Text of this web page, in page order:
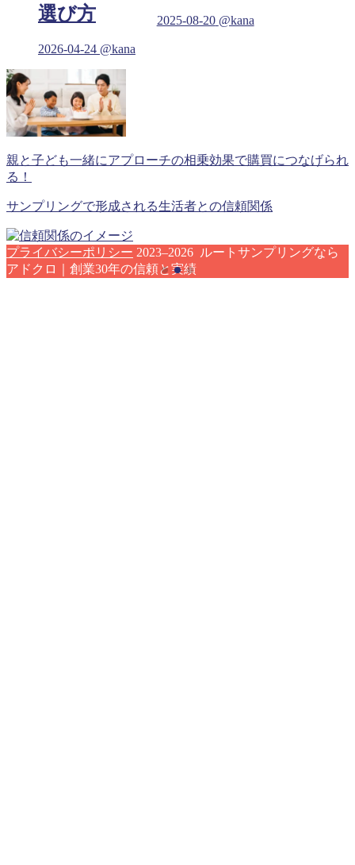
選び方
2026-04-24 @kana
2025-08-20 @kana
親と子ども一緒にアプローチの相乗効果で購買につなげられ
る！
サンプリングで形成される生活者との信頼関係
プライバシーポリシー 2023–2026 ルートサンプリングなら
アドクロ｜創業30年の信頼と実績